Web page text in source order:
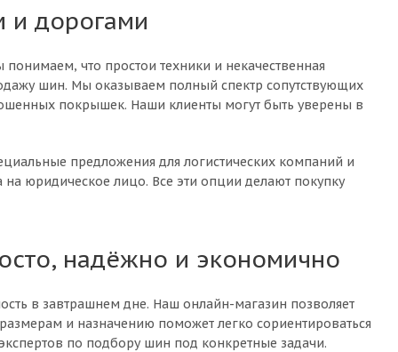
и дорогами
что простои техники и некачественная
шин. Мы оказываем полный спектр сопутствующих
покрышек. Наши клиенты могут быть уверены в
предложения для логистических компаний и
юридическое лицо. Все эти опции делают покупку
надёжно и экономично
в завтрашнем дне. Наш онлайн-магазин позволяет
и назначению поможет легко сориентироваться
по подбору шин под конкретные задачи.